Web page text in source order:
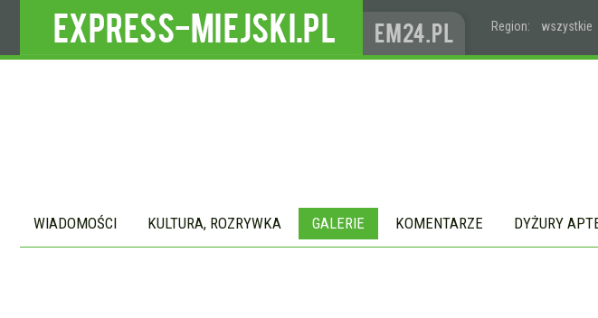
Region: wszystkie
WIADOMOŚCI KULTURA, ROZRYWKA GALERIE KOMENTARZE DYŻURY